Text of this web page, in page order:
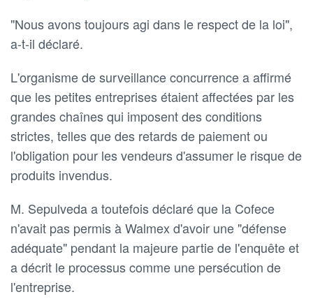
"Nous avons toujours agi dans le respect de la loi",
a-t-il déclaré.
L'organisme de surveillance concurrence a affirmé
que les petites entreprises étaient affectées par les
grandes chaînes qui imposent des conditions
strictes, telles que des retards de paiement ou
l'obligation pour les vendeurs d'assumer le risque de
produits invendus.
M. Sepulveda a toutefois déclaré que la Cofece
n'avait pas permis à Walmex d'avoir une "défense
adéquate" pendant la majeure partie de l'enquête et
a décrit le processus comme une persécution de
l'entreprise.